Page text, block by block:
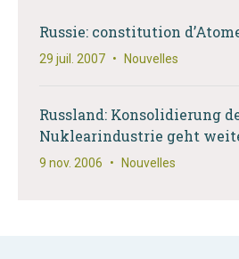
Russie: constitution
29 juil. 2007 • Nouvelles
Russland: Konsolidierung
Nuklearindustrie geht
9 nov. 2006 • Nouvelles